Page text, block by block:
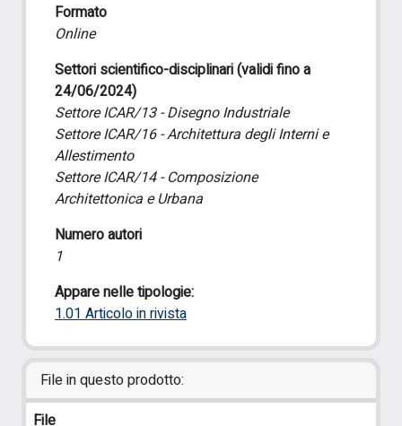
Formato
Online
Settori scientifico-disciplinari (validi fino a
24/06/2024)
Settore ICAR/13 - Disegno Industriale
Settore ICAR/16 - Architettura degli Interni e
Allestimento
Settore ICAR/14 - Composizione
Architettonica e Urbana
Numero autori
1
Appare nelle tipologie:
1.01 Articolo in rivista
File in questo prodotto:
File